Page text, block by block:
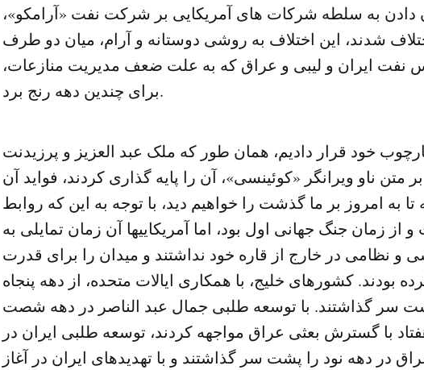
دادن به سلطه شرکات های آمریکایی بر شرکت نفت «آرامکو»،
شدند، این اختلاف به روشی دوستانه و آرام، میان دو طرف
ایران و لیبی و عراق که به علت ضعف مدیریت منازعات،
برای چندین دهه رنج برد.
خود قرار دادیم، همان طور که ملک عبد العزیز و پرزیدنت
آیزنهاور در سال ۱۹۴۵ بر متن ناو ویرانگر «کوئینسی»، آن را پایه گذاری کردند، فواید آن
به امروز بر ما گذشت را خواهیم دید، با توجه به این که روابط
زمان جنگ جهانی اول بود، اما آمریکاییها آن زمان تمایلی به
نظامی در خارج از قاره خود نداشتند و میدان را برای قدرت
بودند. کشورهای خلیج، با همکاری ایالات متحده، از دهه پنجاه
سر گذاشتند. با توسعه طلبی جمال عبد الناصر در دهه شصت
با گسترش بعثی عراق مواجهه کردند، توسعه طلبی ایران در
در دهه نود را پشت سر گذاشتند و با تهدیدهای ایران در آغاز